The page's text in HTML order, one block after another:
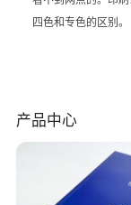
四色和专色的区别。
产品中心